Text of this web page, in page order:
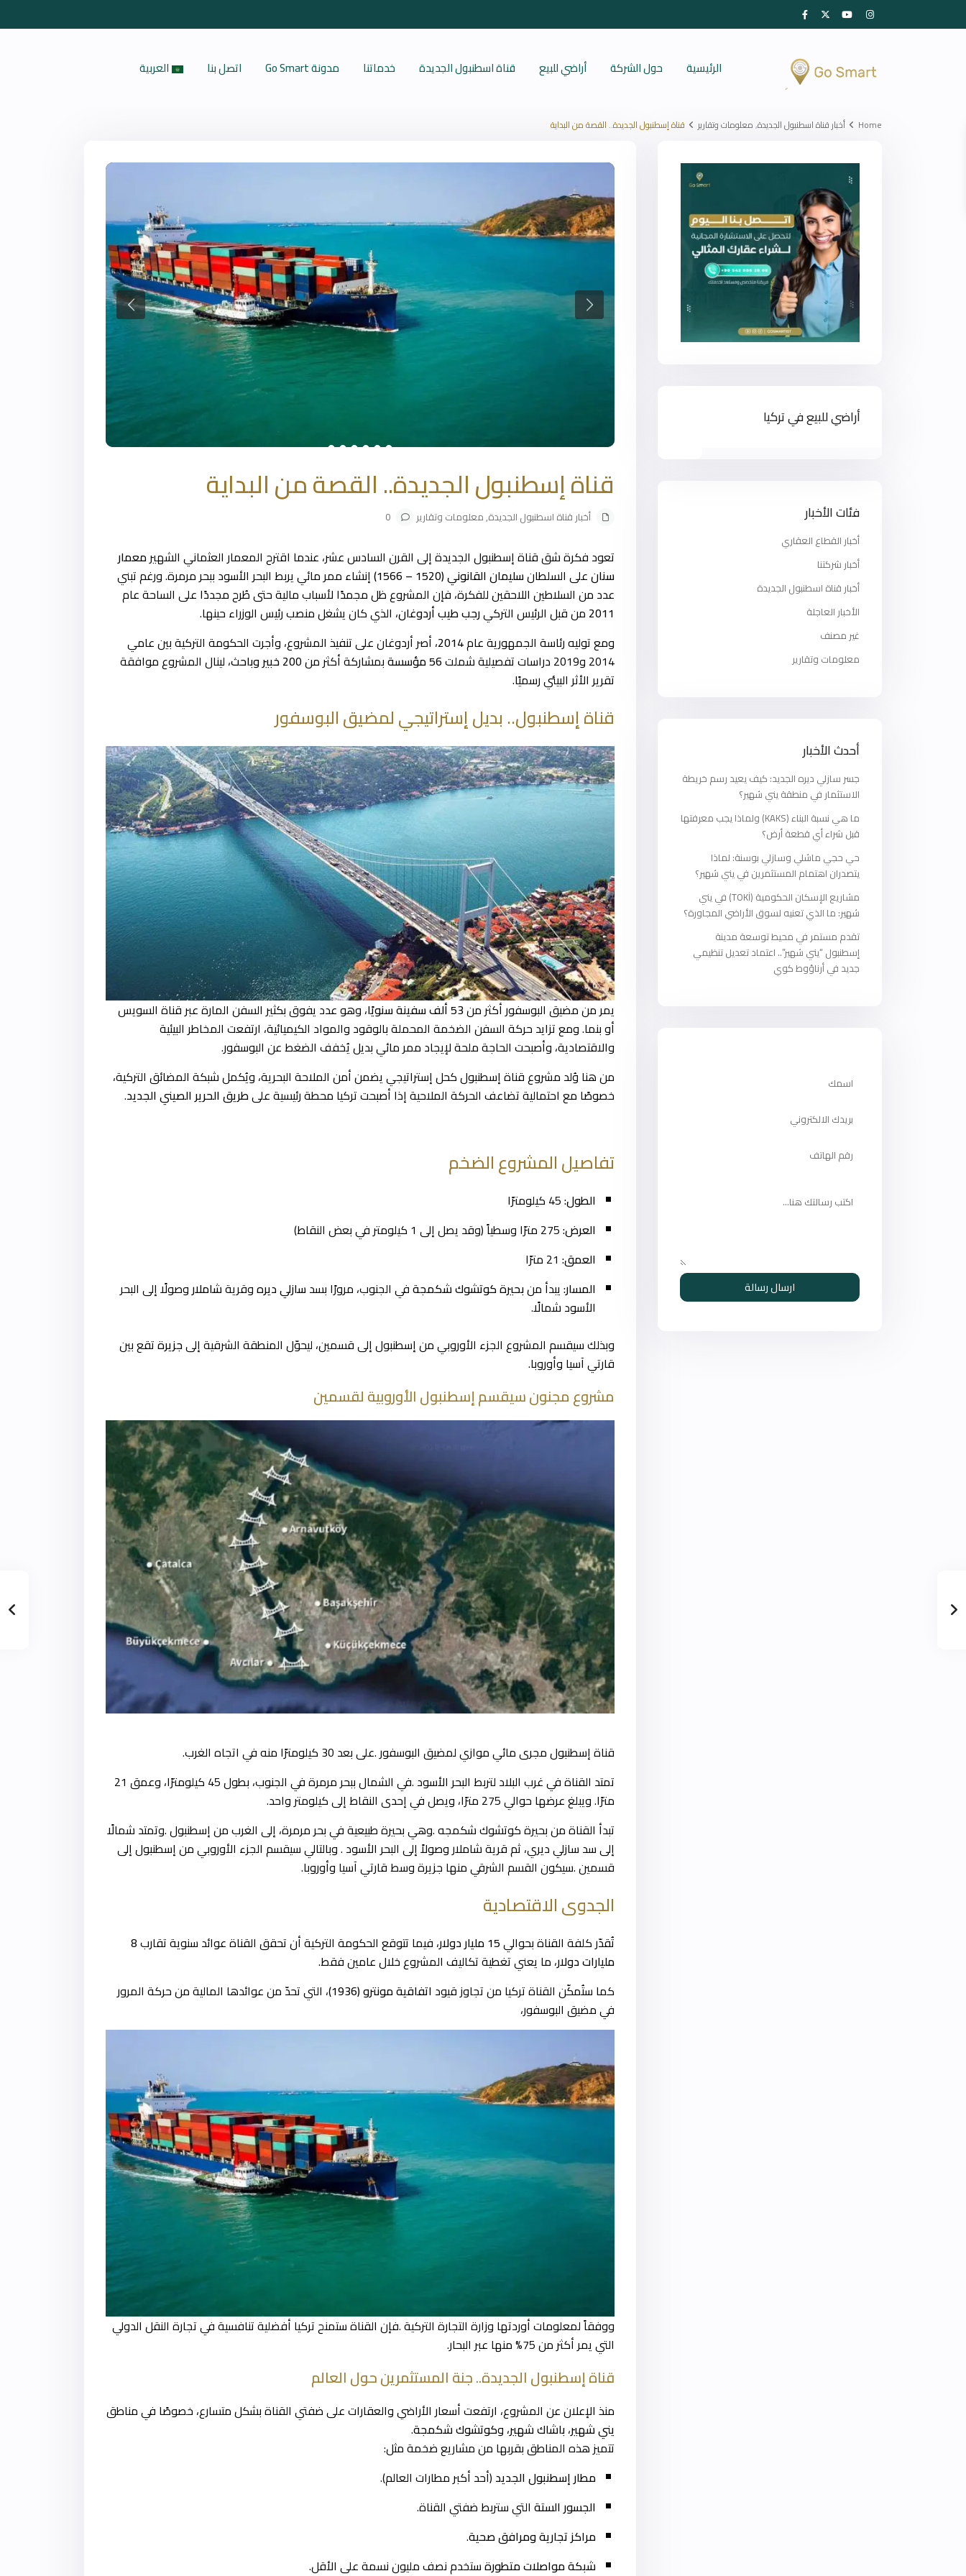
الرئيسية حول الشركة أراضي للبيع قناة اسطنبول الجديدة خدماتنا مدونة Go Smart اتصل بنا العربية
Home أخبار قناة اسطنبول الجديدة,معلومات وتقارير قناة إسطنبول الجديدة.. القصة من البداية
قناة إسطنبول الجديدة.. القصة من البداية
أخبار قناة اسطنبول الجديدة,معلومات وتقارير
تعود فكرة شق قناة إسطنبول الجديدة إلى القرن السادس عشر، عندما اقترح المعمار العثماني الشهيرمعمار
سنانعلى السلطانسليمان القانوني (1520 – 1566)
إنشاء ممر مائي يربط البحر الأسود ببحر مرمرة. ورغم تبني
عدد من السلاطين اللاحقين للفكرة، فإن المشروع ظل مجمدًا لأسباب مالية حتى طُرح مجددًا على الساحة عام
2011 من قبل الرئيس التركيرجب طيب أردوغان، الذي كان يشغل منصب رئيس الوزراء حينها.
ومع توليه رئاسة الجمهورية عام2014، أصر أردوغان على تنفيذ المشروع، وأجرت الحكومة التركية بين عامي
2014 و2019 دراسات تفصيلية شملت
56 مؤسسة بمشاركة أكثر من200 خبير وباحث
، لينال المشروع موافقة
تقرير الأثر البيئي رسميًا.
قناة إسطنبول.. بديل إستراتيجي لمضيق البوسفور
يمر من مضيق البوسفور أكثر من53 ألف سفينة سنويًا
، وهو عدد يفوق بكثير السفن المارة عبر قناة السويس
أو بنما. ومع تزايد حركة السفن الضخمة المحملة بالوقود والمواد الكيميائية، ارتفعت المخاطر البيئية
والاقتصادية، وأصبحت الحاجة ملحة لإيجاد ممر مائي بديل يُخفف الضغط عن البوسفور.
من هنا وُلد مشروع قناة إسطنبول كحل إستراتيجي يضمن أمن الملاحة البحرية، ويُكمل شبكة المضائق التركية،
خصوصًا مع احتمالية تضاعف الحركة الملاحية إذا أصبحت تركيا محطة رئيسية علىطريق الحرير الصيني الجديد.
تفاصيل المشروع الضخم
الطول:
العرض:
العمق:
المسار:يبدأ منبحيرة كوتشوك شكمجةفي الجنوب، مرورًا بسد سازلي ديرهوقريةشاملاروصولًا إلى البحر
الأسود شمالًا.
وبذلك سيقسم المشروع الجزء الأوروبي من إسطنبول إلى قسمين، ليحوّل المنطقة الشرقية إلىجزيرةتقع بين
قارتي آسيا وأوروبا.
مشروع مجنون سيقسم إسطنبول الأوروبية لقسمين
قناة إسطنبول مجرى مائي موازي لمضيق البوسفور .على بعد 30 كيلومترًا منه في اتجاه الغرب.
تمتد القناة في غرب البلاد لتربط البحر الأسود .في الشمال ببحر مرمرة في الجنوب، بطول 45 كيلومترًا، وعمق 21
مترًا. ويبلغ عرضها حوالي 275 مترًا، ويصل في إحدى النقاط إلى كيلومتر واحد.
تبدأ القناة من بحيرة كوتشوك شكمجه .وهي بحيرة طبيعية في بحر مرمرة، إلى الغرب من إسطنبول .وتمتد شمالًا
إلى سد سازلي ديري، ثم قرية شاملار وصولاً إلى البحر الأسود . وبالتالي سيقسم الجزء الأوروبي من إسطنبول إلى
قسمين .سيكون القسم الشرقي منها جزيرة وسط قارتي آسيا وأوروبا.
الجدوى الاقتصادية
تُقدّر كلفة القناة بحوالي15 مليار دولار ، فيما تتوقع الحكومة التركية أن تحقق القناة عوائد سنوية تقارب8
مليارات دولار، ما يعني تغطية تكاليف المشروع خلال عامين فقط.
كما ستُمكّن القناة تركيا من تجاوز قيود اتفاقية مونترو (1936)
، التي تحدّ من عوائدها المالية من حركة المرور
في مضيق البوسفور،
ووفقاً لمعلومات أوردتها وزارة التجارة التركية .فإن القناة ستمنح تركيا أفضلية تنافسية في تجارة النقل الدولي
التي يمر أكثر من 75% منها عبر البحار.
قناة إسطنبول الجديدة.. جنة المستثمرين حول العالم
منذ الإعلان عن المشروع، ارتفعت أسعار الأراضي والعقارات على ضفتي القناة بشكل متسارع، خصوصًا في مناطق
يني شهير،باشاك شهير، وكوتشوك شكمجة.
تتميز هذه المناطق بقربها من مشاريع ضخمة مثل:
مطار إسطنبول الجديد (أحد أكبر مطارات العالم).
الجسور الستة التي ستربط ضفتي القناة.
مراكز تجارية ومرافق صحية.
شبكة مواصلات متطورةستخدم نصف مليون نسمة على الأقل.
أراضي للبيع في تركيا
فئات الأخبار
أخبار القطاع العقاري
أخبار شركتنا
أخبار قناة اسطنبول الجديدة
الأخبار العاجلة
غير مصنف
معلومات وتقارير
أحدث الأخبار
جسر سازلي ديره الجديد: كيف يعيد رسم خريطة
الاستثمار في منطقة يني شهير؟
ما هي نسبة البناء (KAKS) ولماذا يجب معرفتها
قبل شراء أي قطعة أرض؟
حي حجي ماشلي وسازلي بوسنة: لماذا
يتصدران اهتمام المستثمرين في يني شهير؟
مشاريع الإسكان الحكومية (TOKİ) في يني
شهير: ما الذي تعنيه لسوق الأراضي المجاورة؟
تقدم مستمر في محيط توسعة مدينة
إسطنبول “يني شهير”.. اعتماد تعديل تنظيمي
جديد في أرناؤوط كوي
ارسال رسالة